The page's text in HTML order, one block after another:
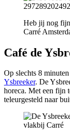
Heb jij nog
Carré
Café de
Op slechts 8
Ysbreeker. De
horeca. Met een fijn
teleurgesteld naar